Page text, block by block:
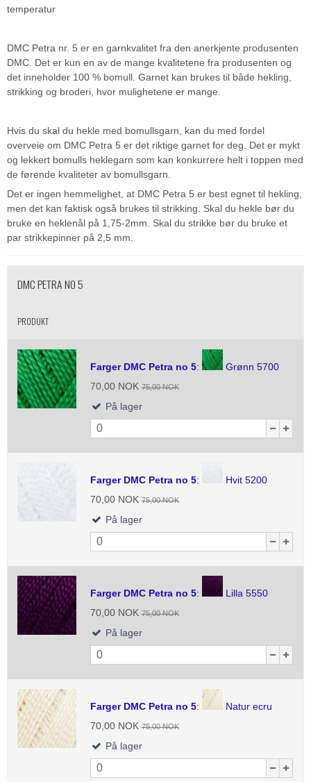
temperatur
DMC Petra nr. 5 er en garnkvalitet fra den anerkjente produsenten
DMC. Det er kun en av de mange kvalitetene fra produsenten og
det inneholder 100 % bomull. Garnet kan brukes til både hekling,
strikking og broderi, hvor mulighetene er mange.
Hvis du skal du hekle med bomullsgarn, kan du med fordel
overveie om DMC Petra 5 er det riktige garnet for deg. Det er mykt
og lekkert bomulls heklegarn som kan konkurrere helt i toppen med
de førende kvaliteter av bomullsgarn.
Det er ingen hemmelighet, at DMC Petra 5 er best egnet til hekling,
men det kan faktisk også brukes til strikking. Skal du hekle bør du
bruke en heklenål på 1,75-2mm. Skal du strikke bør du bruke et
par strikkepinner på 2,5 mm.
DMC PETRA NO 5
PRODUKT
Farger DMC Petra no 5:
Grønn 5700
70,00 NOK 75,00 NOK
På lager
Farger DMC Petra no 5:
Hvit 5200
70,00 NOK 75,00 NOK
På lager
Farger DMC Petra no 5:
Lilla 5550
70,00 NOK 75,00 NOK
På lager
Farger DMC Petra no 5:
Natur ecru
70,00 NOK 75,00 NOK
På lager